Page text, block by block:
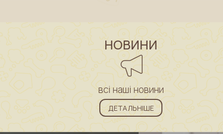
НОВИНИ
всі наші новини
ДЕТАЛЬНІШЕ